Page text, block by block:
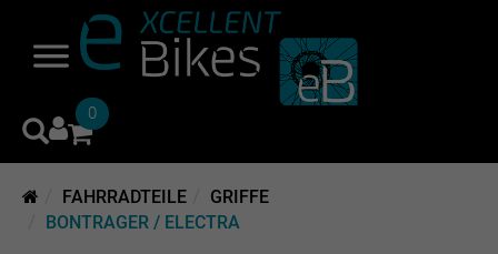
0
FAHRRADTEILE
GRIFFE
BONTRAGER / ELECTRA